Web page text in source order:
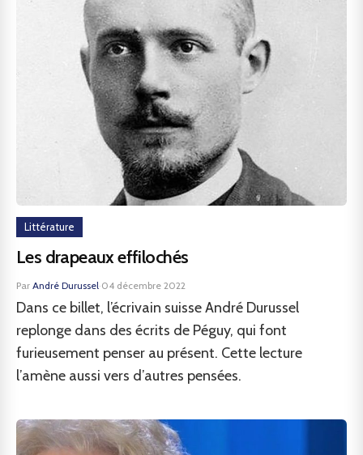
Littérature
Les drapeaux effilochés
Par André Durussel·04 décembre 2022
Dans ce billet, l’écrivain suisse André Durussel
replonge dans des écrits de Péguy, qui font
furieusement penser au présent. Cette lecture
l’amène aussi vers d’autres pensées.